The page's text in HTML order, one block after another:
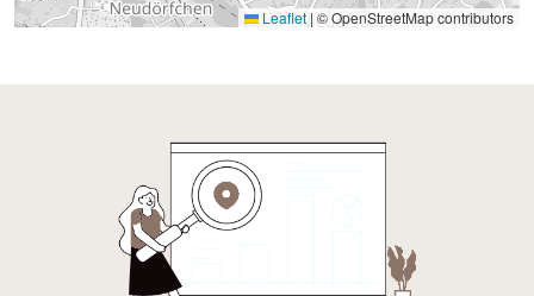
Leaflet | © OpenStreetMap contributors